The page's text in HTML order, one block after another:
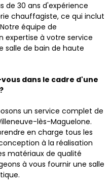
de 30 ans d'expérience
chauffagiste, ce qui inclut
équipe de
expertise à votre service
salle de bain de haute
dans le cadre d'une
un service complet de
lès-Maguelone.
en charge tous les
à la réalisation
matériaux de qualité
à vous fournir une salle